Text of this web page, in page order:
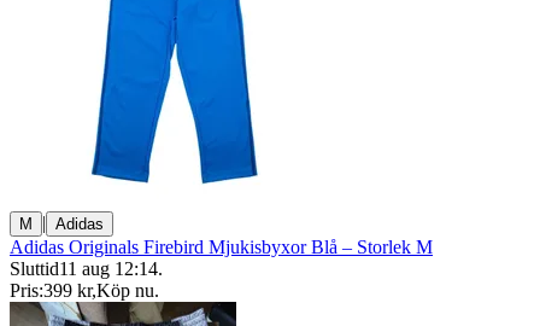
M | Adidas
Adidas Originals Firebird Mjukisbyxor Blå – Storlek M
Sluttid11 aug 12:14.
Pris:399 kr,Köp nu.